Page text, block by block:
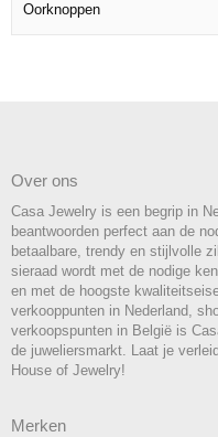
Oorknoppen
Over ons
Casa Jewelry is een begrip in
beantwoorden perfect aan de
betaalbare, trendy en stijlvolle
sieraad wordt met de nodige
en met de hoogste
verkooppunten in Nederland,
verkoopspunten in België is
de juweliersmarkt. Laat je
House of Jewelry!
Merken